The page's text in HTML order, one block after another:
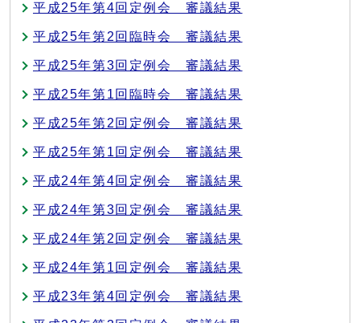
平成25年第4回定例会 審議結果
平成25年第2回臨時会 審議結果
平成25年第3回定例会 審議結果
平成25年第1回臨時会 審議結果
平成25年第2回定例会 審議結果
平成25年第1回定例会 審議結果
平成24年第4回定例会 審議結果
平成24年第3回定例会 審議結果
平成24年第2回定例会 審議結果
平成24年第1回定例会 審議結果
平成23年第4回定例会 審議結果